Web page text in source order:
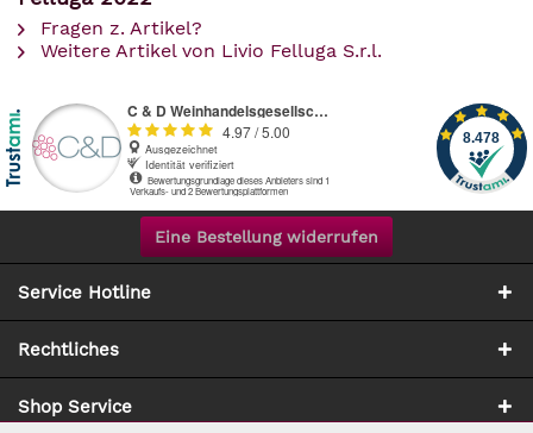
Fragen z. Artikel?
Weitere Artikel von Livio Felluga S.r.l.
Eine Bestellung widerrufen
Service Hotline
Rechtliches
Shop Service